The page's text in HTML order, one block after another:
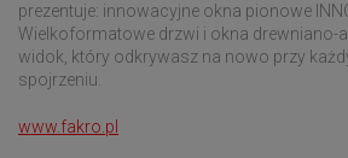
prezentuje: innowacyjne okna pionowe
Wielkoformatowe drzwi i okna drewniano-
widok, który odkrywasz na nowo przy
spojrzeniu.
www.fakro.pl